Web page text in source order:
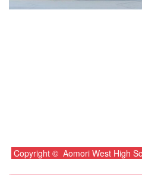
Copyright © Aomori West High